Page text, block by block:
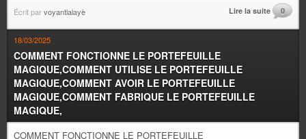
Écrit parvoyantlalayè Lire la suite 0
18/03/2025
COMMENT FONCTIONNE LE PORTEFEUILLE
MAGIQUE,COMMENT UTILISE LE PORTEFEUILLE
MAGIQUE,COMMENT AVOIR LE PORTEFEUILLE
MAGIQUE,COMMENT FABRIQUE LE PORTEFEUILLE
MAGIQUE,
COMMENT FONCTIONNE LE PORTEFEUILLE